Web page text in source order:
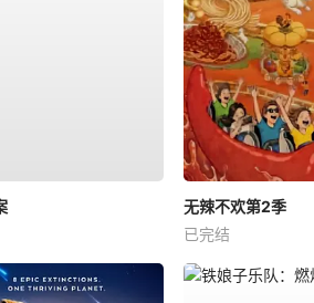
无辣不欢第2季
已完结